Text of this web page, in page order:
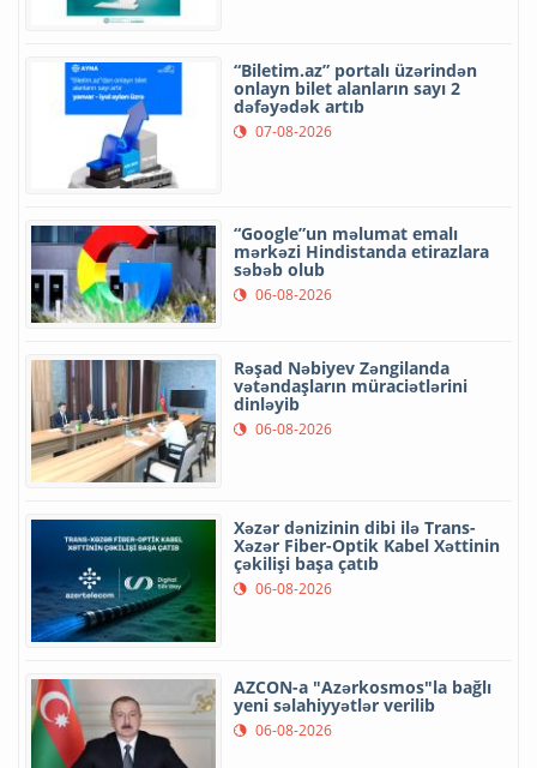
“Biletim.az” portalı üzərindən
onlayn bilet alanların sayı 2
dəfəyədək artıb
07-08-2026
“Google”un məlumat emalı
mərkəzi Hindistanda etirazlara
səbəb olub
06-08-2026
Rəşad Nəbiyev Zəngilanda
vətəndaşların müraciətlərini
dinləyib
06-08-2026
Xəzər dənizinin dibi ilə Trans-
Xəzər Fiber-Optik Kabel Xəttinin
çəkilişi başa çatıb
06-08-2026
AZCON-a "Azərkosmos"la bağlı
yeni səlahiyyətlər verilib
06-08-2026